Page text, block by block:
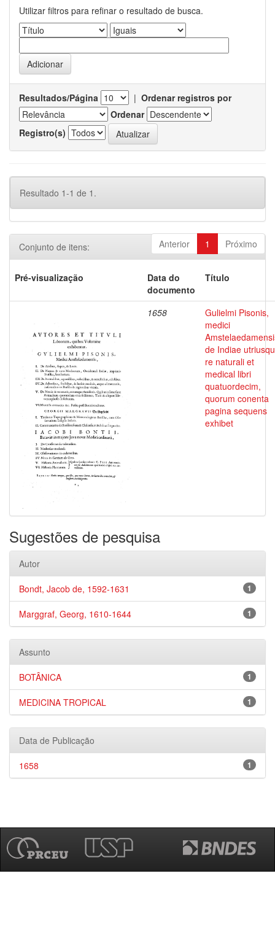
Utilizar filtros para refinar o resultado de busca.
Resultados/Página | Ordenar registros por
Ordenar
Registro(s)
Resultado 1-1 de 1.
Anterior 1 Próximo
Conjunto de itens:
Pré-visualização
Data do
documento
Título
1658
Gulielmi Pisonis,
medici
de Indiae
re naturali et
medical libri
quatuordecim,
quorum conenta
pagina sequens
exhibet
Sugestões de pesquisa
Autor
1
Bondt, Jacob de, 1592-1631
1
Marggraf, Georg, 1610-1644
Assunto
1
BOTÂNICA
1
MEDICINA TROPICAL
Data de Publicação
1
1658